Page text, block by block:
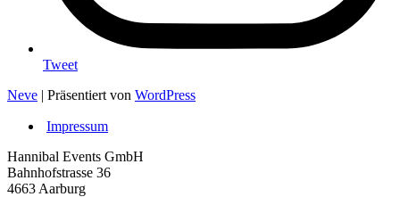
Tweet
Neve | Präsentiert von WordPress
Impressum
Hannibal Events GmbH
Bahnhofstrasse 36
4663 Aarburg